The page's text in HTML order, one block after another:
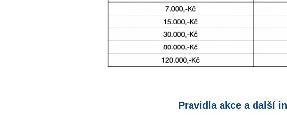
Pravidla akce a další